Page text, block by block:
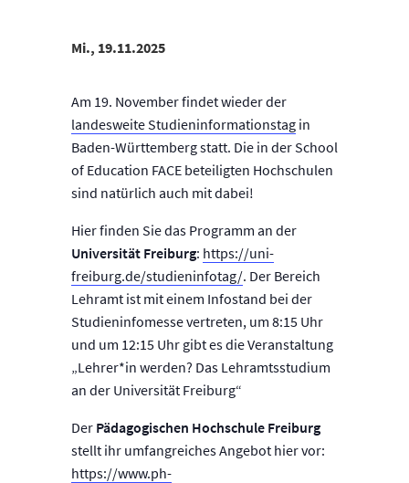
Mi., 19.11.2025
Am 19. November findet wieder der
landesweite Studieninformationstag in
Baden-Württemberg statt. Die in der School
of Education FACE beteiligten Hochschulen
sind natürlich auch mit dabei!
Hier finden Sie das Programm an der
Universität Freiburg: https://uni-
freiburg.de/studieninfotag/. Der Bereich
Lehramt ist mit einem Infostand bei der
Studieninfomesse vertreten, um 8:15 Uhr
und um 12:15 Uhr gibt es die Veranstaltung
„Lehrer*in werden? Das Lehramtsstudium
an der Universität Freiburg“
Der Pädagogischen Hochschule Freiburg
stellt ihr umfangreiches Angebot hier vor:
https://www.ph-